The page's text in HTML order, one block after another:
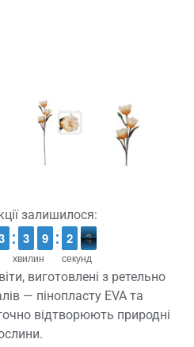
залишилося:
хвилин
2
2
3
3 8
8
9
9
секунд
3
2
2 4
3
3
виготовлені з ретельно
— пінопласту EVA та
відтворюють природні